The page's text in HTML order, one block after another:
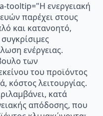
tooltip="Η ενεργειακή
παρέχει στους
και κατανοητό,
ενέργειας.
των
του προϊόντος
κόστος λειτουργίας.
κατά
απόδοσης, που